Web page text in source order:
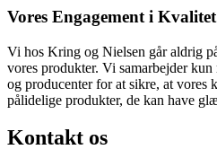
Vores Engagement i Kvalitet
Vi hos Kring og Nielsen går aldrig
vores produkter. Vi samarbejder
og producenter for at sikre, at vores
pålidelige produkter, de kan have
Kontakt os